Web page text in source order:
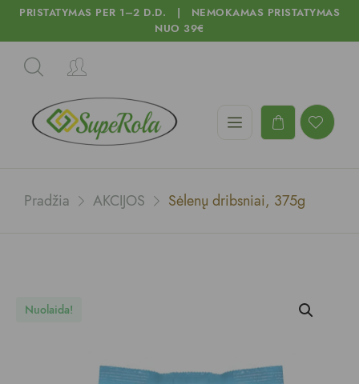
PRISTATYMAS PER 1–2 D.D. | NEMOKAMAS PRISTATYMAS
NUO 39€
Pradžia AKCIJOS Sėlenų dribsniai, 375g
Nuolaida!